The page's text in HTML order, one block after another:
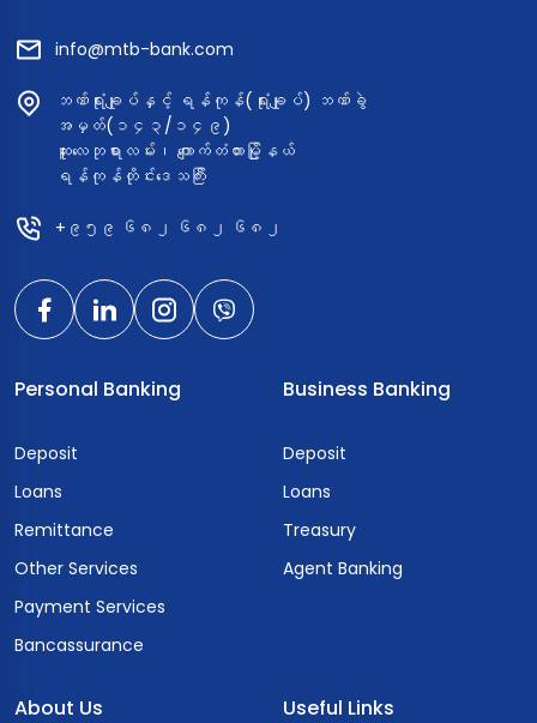
info@mtb-bank.com
ဘဏ်ရုံးချုပ်နှင့် ရန်ကုန်(ရုံးချုပ်) ဘဏ်ခွဲ
အမှတ်(၁၄၃/၁၄၉)
ဆူးလေဘုရားလမ်း၊ ကျောက်တံတားမြို့နယ်
ရန်ကုန်တိုင်းဒေသကြီး
+၉၅၉ ၆၈၂ ၆၈၂ ၆၈၂
Personal Banking
Deposit
Loans
Remittance
Other Services
Payment Services
Bancassurance
Business Banking
Deposit
Loans
Treasury
Agent Banking
About Us Useful Links